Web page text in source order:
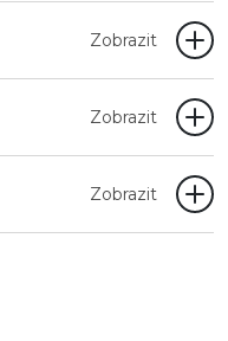
Zobrazit
Zobrazit
Zobrazit